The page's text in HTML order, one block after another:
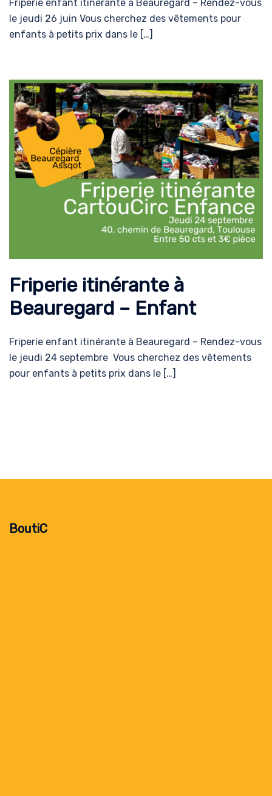
Friperie enfant itinérante à Beauregard – Rendez-vous
le jeudi 26 juin Vous cherchez des vêtements pour
enfants à petits prix dans le […]
Friperie itinérante à
Beauregard – Enfant
Friperie enfant itinérante à Beauregard – Rendez-vous
le jeudi 24 septembre Vous cherchez des vêtements
pour enfants à petits prix dans le […]
BoutiC